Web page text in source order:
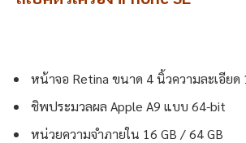
หน้าจอ Retina ขนาด 4 นิ้วความละเอียด
ชิพประมวลผล Apple A9 แบบ 64-bit
หน่วยความจำภายใน 16 GB / 64 GB